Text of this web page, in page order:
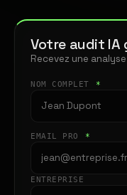
Votre audit
Recevez une
NOM COMPLET *
EMAIL PRO *
ENTREPRISE